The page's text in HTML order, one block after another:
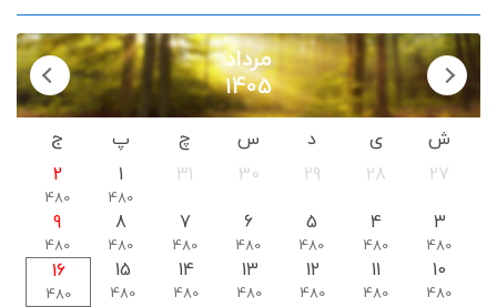
مرداد
1405
ش ی د س چ پ
ج
27
28
29
30
31
1
480
2
480
3
480
4
480
5
480
6
480
7
480
8
480
9
480
10
480
11
480
12
480
13
480
14
480
15
480
16
480